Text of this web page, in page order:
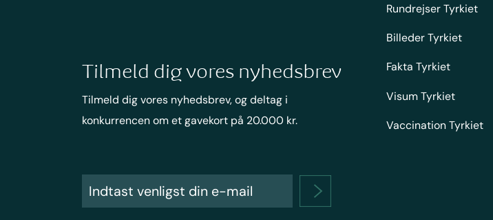
Tilmeld dig vores nyhedsbrev
Tilmeld dig vores nyhedsbrev, og deltag i
konkurrencen om et gavekort på 20.000 kr.
Rundrejser Tyrkiet
Billeder Tyrkiet
Fakta Tyrkiet
Visum Tyrkiet
Vaccination Tyrkiet